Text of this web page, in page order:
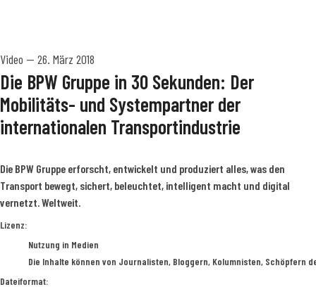
Video — 26. März 2018
Die BPW Gruppe in 30 Sekunden: Der
Mobilitäts- und Systempartner der
internationalen Transportindustrie
Die BPW Gruppe erforscht, entwickelt und produziert alles, was den
Transport bewegt, sichert, beleuchtet, intelligent macht und digital
vernetzt. Weltweit.
go to media item
Lizenz:
Nutzung in Medien
Die Inhalte können von Journalisten, Bloggern, Kolumnisten,
Dateiformat: